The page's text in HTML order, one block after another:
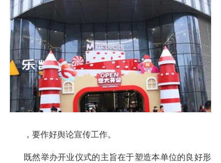
，要作好舆论宣传工作。
既然举办开业仪式的主旨在于塑造本单位的良好形